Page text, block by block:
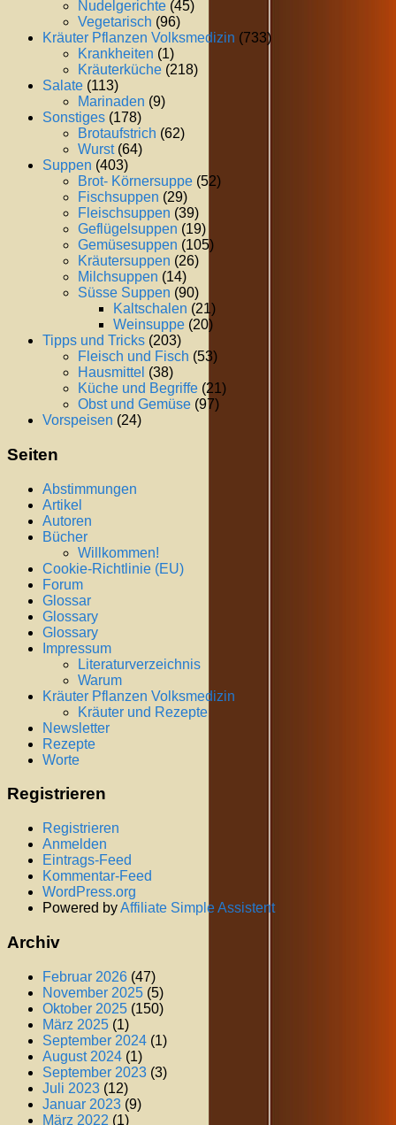
Nudelgerichte (45)
Vegetarisch (96)
Kräuter Pflanzen Volksmedizin (733)
Krankheiten (1)
Kräuterküche (218)
Salate (113)
Marinaden (9)
Sonstiges (178)
Brotaufstrich (62)
Wurst(64)
Suppen (403)
Brot- Körnersuppe (52)
Fischsuppen (29)
Fleischsuppen (39)
Geflügelsuppen (19)
Gemüsesuppen (105)
Kräutersuppen (26)
Milchsuppen (14)
Süsse Suppen (90)
Kaltschalen (21)
Weinsuppe (20)
Tipps und Tricks (203)
Fleisch und Fisch (53)
Hausmittel (38)
Küche und Begriffe (21)
Obst und Gemüse (97)
Vorspeisen (24)
Seiten
Abstimmungen
Artikel
Autoren
Bücher
Willkommen!
Cookie-Richtlinie (EU)
Forum
Glossar
Glossary
Glossary
Impressum
Literaturverzeichnis
Warum
Kräuter Pflanzen Volksmedizin
Kräuter und Rezepte
Newsletter
Rezepte
Worte
Registrieren
Registrieren
Anmelden
Eintrags-Feed
Kommentar-Feed
WordPress.org
Powered byAffiliate Simple Assistent
Archiv
Februar 2026 (47)
November 2025 (5)
Oktober 2025 (150)
März 2025 (1)
September 2024 (1)
August 2024 (1)
September 2023 (3)
Juli 2023 (12)
Januar 2023 (9)
März 2022 (1)